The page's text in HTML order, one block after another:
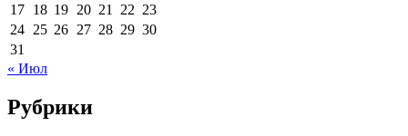
17 18 19 20 21 22 23
24 25 26 27 28 29 30
31
« Июл
Рубрики